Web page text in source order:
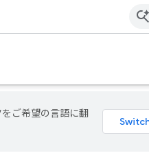
ご希望の言語に翻